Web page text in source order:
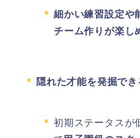
細かい練習設定や
チーム作りが楽し
隠れた才能を発掘でき
初期ステータスが